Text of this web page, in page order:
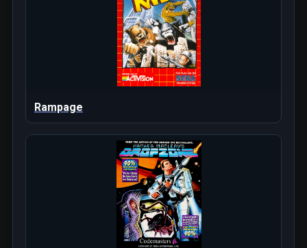
Rampage